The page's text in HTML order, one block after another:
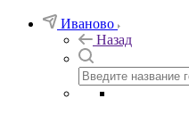
Иваново
Назад